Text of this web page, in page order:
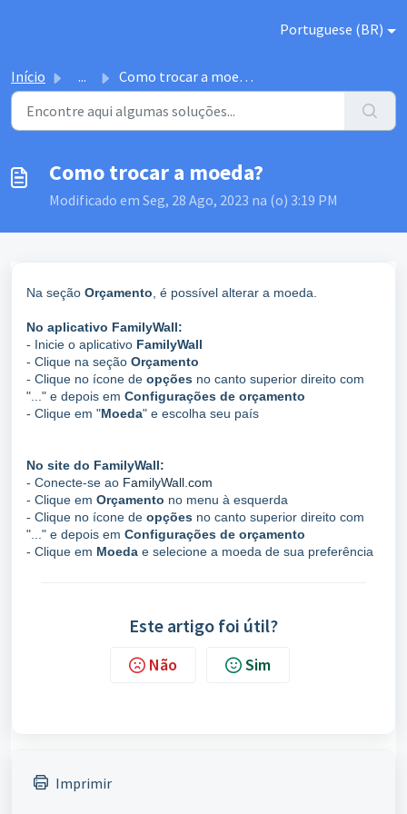
Portuguese (BR)
Início ... Como trocar a moeda?
Como trocar a moeda?
Modificado em Seg, 28 Ago, 2023 na (o) 3:19 PM
Na seção Orçamento , é possível alterar a moeda.
No aplicativo FamilyWall:
- Inicie o aplicativo FamilyWall
- Clique na seção Orçamento
- Clique no ícone de opções no canto superior direito com
"..." e depois em Configurações de orçamento
- Clique em "Moeda" e escolha seu país
No site do FamilyWall:
- Conecte-se ao FamilyWall.com
- Clique em Orçamento no menu à esquerda
- Clique no ícone de opções no canto superior direito com
"..." e depois em Configurações de orçamento
- Clique em Moeda e selecione a moeda de sua preferência
Este artigo foi útil?
Não Sim
Imprimir